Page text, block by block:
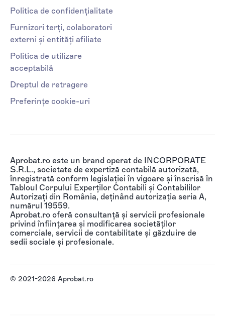
Politica de confidențialitate
Furnizori terți, colaboratori
externi și entități afiliate
Politica de utilizare
acceptabilă
Dreptul de retragere
Preferințe cookie-uri
Aprobat.ro este un brand operat de INCORPORATE
S.R.L., societate de expertiză contabilă autorizată,
înregistrată conform legislației în vigoare și înscrisă în
Tabloul Corpului Experților Contabili și Contabililor
Autorizați din România, deținând autorizația seria A,
numărul 19559.
Aprobat.ro oferă consultanță și servicii profesionale
privind înființarea și modificarea societăților
comerciale, servicii de contabilitate și găzduire de
sedii sociale și profesionale.
© 2021-2026 Aprobat.ro